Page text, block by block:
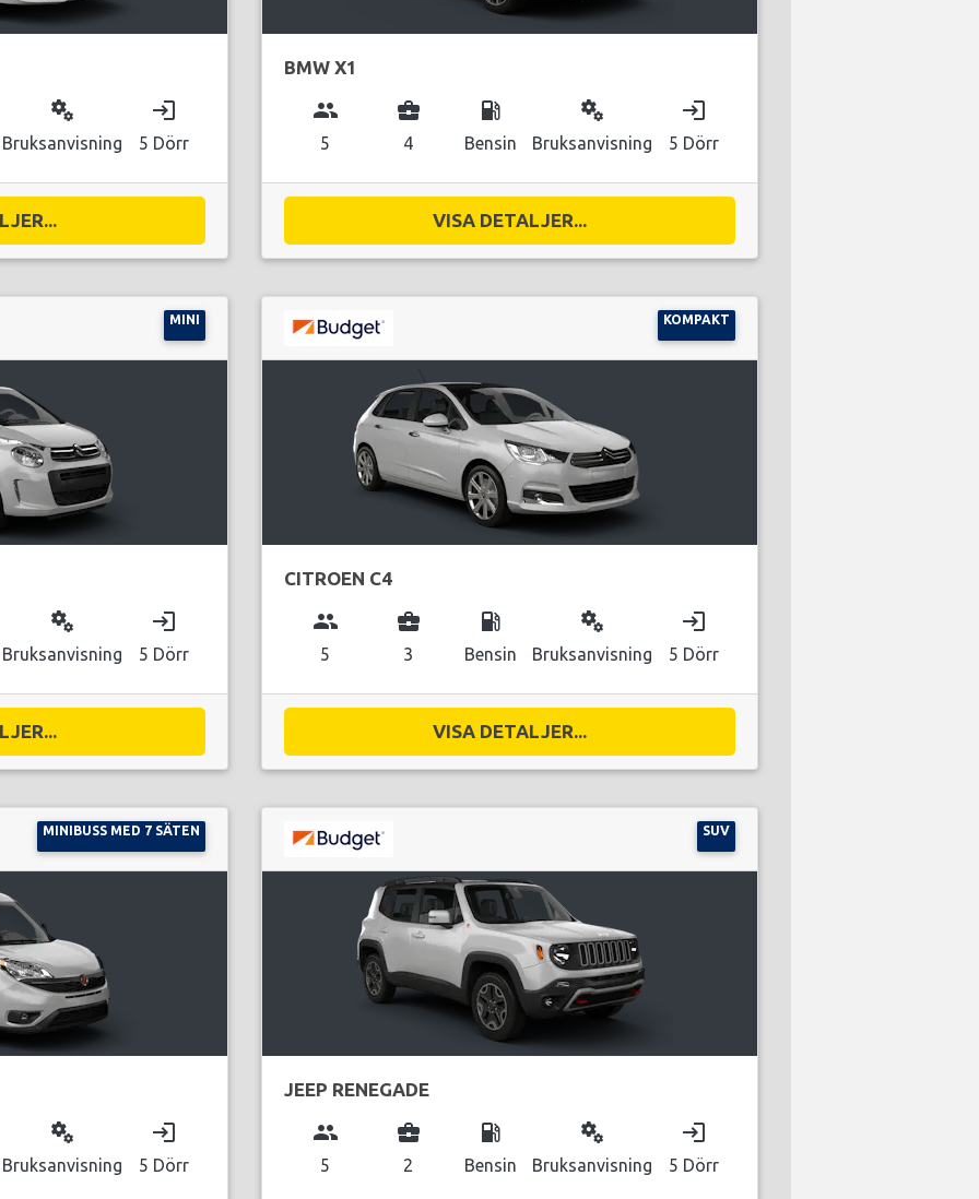
miscellaneous_services
Bruksanvisning
login
5 Dörr
BMW X1
group
5
business_center
4
local_gas_station
Bensin
miscellaneous_services
Bruksanvisning
login
5 Dörr
VISA DETALJER...
MINI
miscellaneous_services
Bruksanvisning
login
5 Dörr
KOMPAKT
CITROEN C4
group
5
business_center
3
local_gas_station
Bensin
miscellaneous_services
Bruksanvisning
login
5 Dörr
VISA DETALJER...
MINIBUSS MED 7 SÄTEN
miscellaneous_services
Bruksanvisning
login
5 Dörr
SUV
JEEP RENEGADE
group
5
business_center
2
local_gas_station
Bensin
miscellaneous_services
Bruksanvisning
login
5 Dörr